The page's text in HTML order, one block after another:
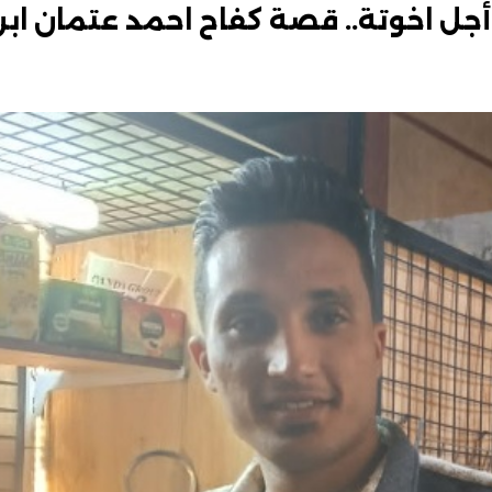
اخوتة.. قصة كفاح احمد عتمان